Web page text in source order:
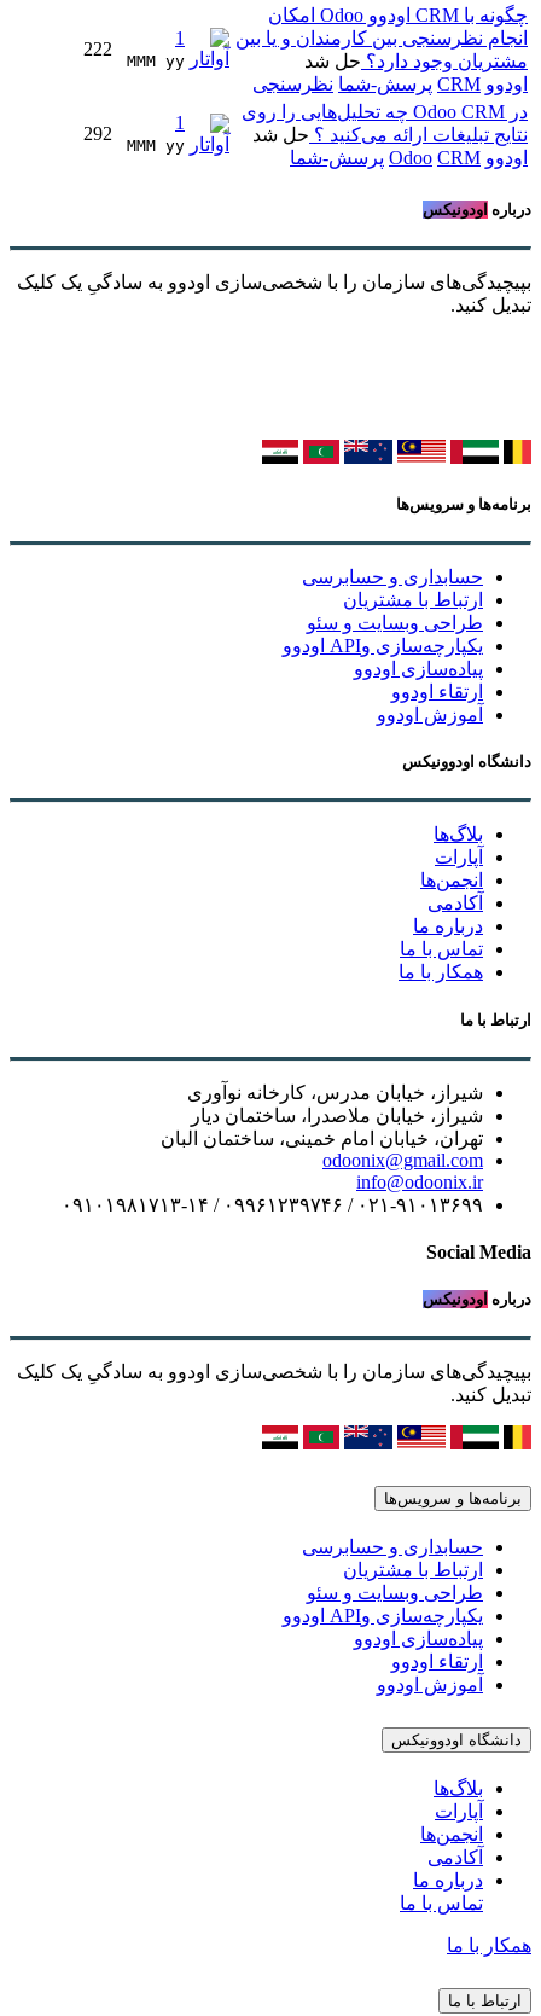
چگونه با CRM اودوو Odoo امکان
انجام نظرسنجی بین کارمندان و یا بین
مشتریان وجود دارد؟ حل شد
اودوو CRM پرسش-شما نظرسنجی
1
MMM yy
222
در Odoo CRM چه تحلیل‌هایی را روی
نتایج تبلیغات ارائه می‌کنید ؟ حل شد
اودوو
Odoo CRM پرسش-شما
1
MMM yy
292
درباره اودونیکس
بپیچیدگی‌های سازمان را با شخصی‌سازی اودوو به سادگیِ یک کلیک
تبدیل کنید.
برنامه‌ها و سرویس‌ها
حسابداری و حسابرسی
ارتباط با مشتریان
طراحی وبسایت و سئو
یکپارچه‌سازی وAPI اودوو
پیاده‌سازی اودوو
ارتقاء اودوو
آموزش اودوو
دانشگاه اودوونیکس
بلاگ‌ها
آپارات
انجمن‌ها
آکادمی
درباره ما
تماس با ما
همکار با ما
ارتباط با ما
شیراز، خیابان مدرس، کارخانه نوآوری
شیراز، خیابان ملاصدرا، ساختمان دیار
تهران، خیابان امام خمینی، ساختمان البان
odoonix@gmail.com
info@odoonix.ir
۰۲۱-۹۱۰۱۳۶۹۹ / ۰۹۹۶۱۲۳۹۷۴۶ / ۰۹۱۰۱۹۸۱۷۱۳-۱۴
Social Media
درباره اودونیکس
بپیچیدگی‌های سازمان را با شخصی‌سازی اودوو به سادگیِ یک کلیک
تبدیل کنید.
برنامه‌ها و سرویس‌ها
حسابداری و حسابرسی
ارتباط با مشتریان
طراحی وبسایت و سئو
یکپارچه‌سازی وAPI اودوو
پیاده‌سازی اودوو
ارتقاء اودوو
آموزش اودوو
دانشگاه اودوونیکس
بلاگ‌ها
آپارات
انجمن‌ها
آکادمی
درباره ما
تماس با ما
همکار با ما
ارتباط با ما